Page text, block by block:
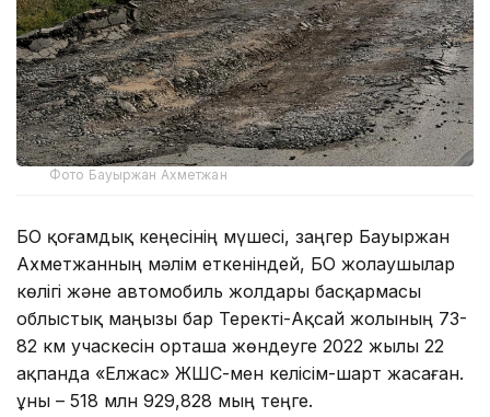
Фото Бауыржан Ахметжан
БҚО қоғамдық кеңесінің мүшесі, заңгер Бауыржан
Ахметжанның мәлім еткеніндей, БҚО жолаушылар
көлігі және автомобиль жолдары басқармасы
облыстық маңызы бар Теректі-Ақсай жолының 73-
82 км учаскесін орташа жөндеуге 2022 жылы 22
ақпанда «Елжас» ЖШС-мен келісім-шарт жасаған.
Құны – 518 млн 929,828 мың теңге.